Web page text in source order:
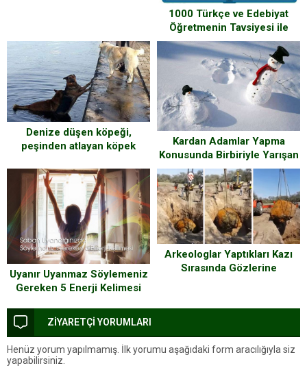
1000 Türkçe ve Edebiyat
Öğretmenin Tavsiyesi ile
Oluşturulan Mutlaka
Okunması Gereken Kitaplar
Listesi (5. Sınıf, 6. Sınıf, 7.
Sınıf, 8. Sınıf İçin Ayrı Ayrı)
Denize düşen köpeği,
peşinden atlayan köpek
Kardan Adamlar Yapma
Konusunda Birbiriyle Yarışan
19 Yaratıcı İnsan
Uyanır Uyanmaz Söylemeniz
Gereken 5 Enerji Kelimesi
Arkeologlar Yaptıkları Kazı
Sırasında Gözlerine
ZİYARETÇİ YORUMLARI
Henüz yorum yapılmamış. İlk yorumu aşağıdaki form aracılığıyla siz
yapabilirsiniz.